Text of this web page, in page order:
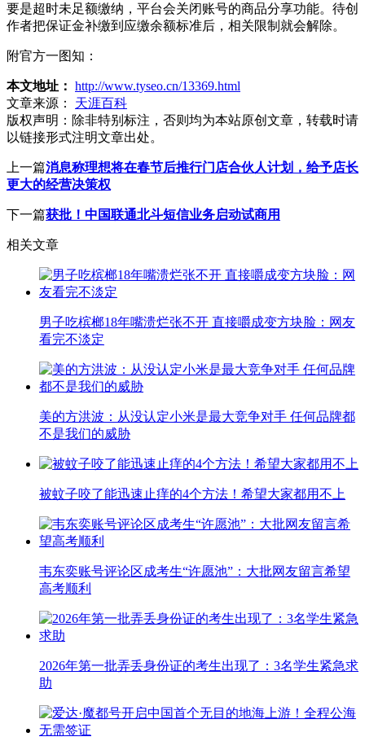
要是超时未足额缴纳，平台会关闭账号的商品分享功能。待创
作者把保证金补缴到应缴余额标准后，相关限制就会解除。
附官方一图知：
本文地址： http://www.tyseo.cn/13369.html
文章来源：
天涯百科
版权声明： 除非特别标注，否则均为本站原创文章，转载时请
以链接形式注明文章出处。
上一篇消息称理想将在春节后推行门店合伙人计划，给予店长
更大的经营决策权
下一篇获批！中国联通北斗短信业务启动试商用
相关文章
男子吃槟榔18年嘴溃烂张不开 直接嚼成变方块脸：网友
看完不淡定
美的方洪波：从没认定小米是最大竞争对手 任何品牌都
不是我们的威胁
被蚊子咬了能迅速止痒的4个方法！希望大家都用不上
韦东奕账号评论区成考生“许愿池”：大批网友留言希望
高考顺利
2026年第一批弄丢身份证的考生出现了：3名学生紧急求
助